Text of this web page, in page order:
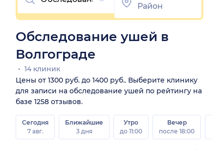
Обследование ушей в
Волгограде
14 клиник
Цены от 1300 руб. до 1400 руб.. Выберите клинику
для записи на обследование ушей по рейтингу на
базе 1258 отзывов.
Сегодня
7 авг.
Ближайшие
3 дня
Утро
до 11:00
Вечер
после 18:00